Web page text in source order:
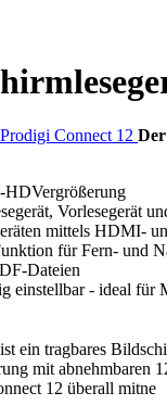
HDVergrößerung
Vorlesegerät
mittels HDMI-
für Fern- und
Dateien
einstellbar - ideal für
ein tragbares
mit abnehmbaren
12 überall mitne